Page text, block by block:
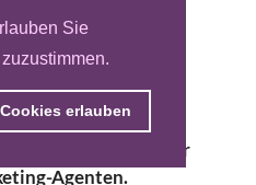
Sie
Cookies erlauben
manuell ergänzt
wird neu erklärt.
stärker
eine Plattform für
Agenten.